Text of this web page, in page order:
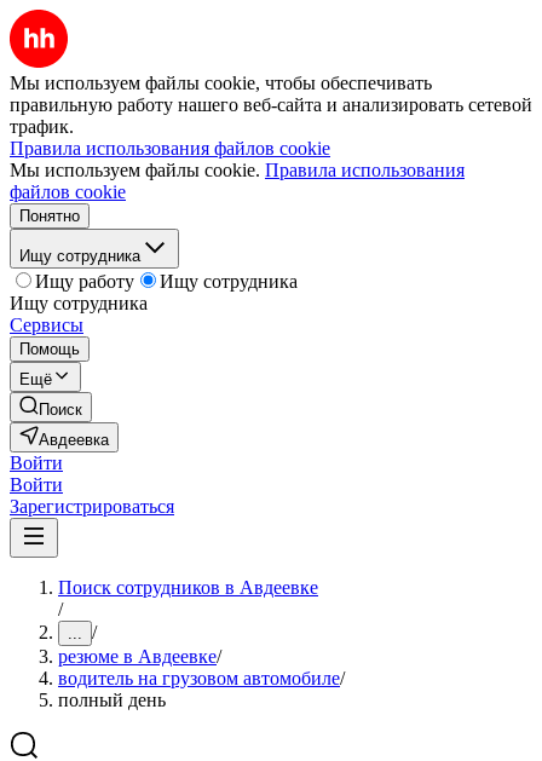
Мы используем файлы cookie, чтобы обеспечивать
правильную работу нашего веб-сайта и анализировать сетевой
трафик.
Правила использования файлов cookie
Мы используем файлы cookie. Правила использования
файлов cookie
Понятно
Ищу сотрудника
Ищу работу
Ищу сотрудника
Ищу сотрудника
Сервисы
Помощь
Ещё
Поиск
Авдеевка
Войти
Войти
Зарегистрироваться
Поиск сотрудников в Авдеевке
/
... /
резюме в Авдеевке/
водитель на грузовом автомобиле/
полный день